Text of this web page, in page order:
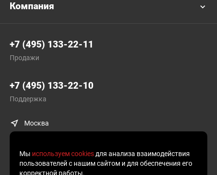
Компания
+7 (495) 133-22-11
Продажи
+7 (495) 133-22-10
Поддержка
Москва
Мы используем cookies для анализа взаимодействия
пользователей с нашим сайтом и для обеспечения его
корректной работы.